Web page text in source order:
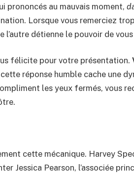
prononcés au mauvais moment,
Lorsque vous remerciez
détienne le pouvoir de
félicite pour votre présentation.
réponse humble cache une
les yeux fermés, vous
cette mécanique. Harvey
Jessica Pearson, l’associée